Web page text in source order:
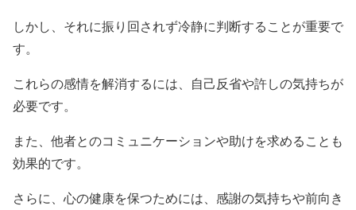
しかし、それに振り回されず冷静に判断することが重要で
す。
これらの感情を解消するには、自己反省や許しの気持ちが
必要です。
また、他者とのコミュニケーションや助けを求めることも
効果的です。
さらに、心の健康を保つためには、感謝の気持ちや前向き